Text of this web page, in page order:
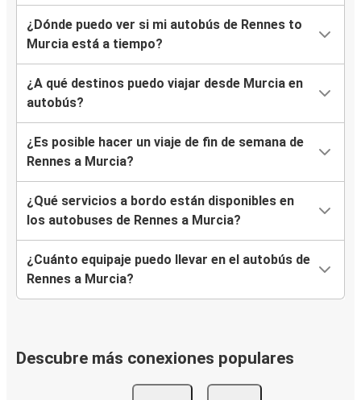
¿Dónde puedo ver si mi autobús de Rennes to
Murcia está a tiempo?
¿A qué destinos puedo viajar desde Murcia en
autobús?
¿Es posible hacer un viaje de fin de semana de
Rennes a Murcia?
¿Qué servicios a bordo están disponibles en
los autobuses de Rennes a Murcia?
¿Cuánto equipaje puedo llevar en el autobús de
Rennes a Murcia?
Descubre más conexiones populares